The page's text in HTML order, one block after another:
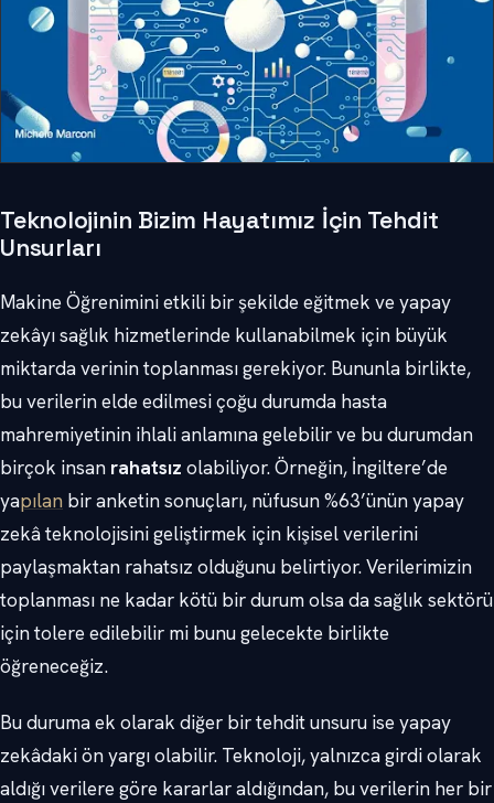
Teknolojinin Bizim Hayatımız İçin Tehdit
Unsurları
Makine Öğrenimini etkili bir şekilde eğitmek ve yapay
zekâyı sağlık hizmetlerinde kullanabilmek için büyük
miktarda verinin toplanması gerekiyor. Bununla birlikte,
bu verilerin elde edilmesi çoğu durumda hasta
mahremiyetinin ihlali anlamına gelebilir ve bu durumdan
birçok insan rahatsız olabiliyor. Örneğin, İngiltere’de
yapılan bir anketin sonuçları, nüfusun %63’ünün yapay
zekâ teknolojisini geliştirmek için kişisel verilerini
paylaşmaktan rahatsız olduğunu belirtiyor. Verilerimizin
toplanması ne kadar kötü bir durum olsa da sağlık sektörü
için tolere edilebilir mi bunu gelecekte birlikte
öğreneceğiz.
Bu duruma ek olarak diğer bir tehdit unsuru ise yapay
zekâdaki ön yargı olabilir. Teknoloji, yalnızca girdi olarak
aldığı verilere göre kararlar aldığından, bu verilerin her bir